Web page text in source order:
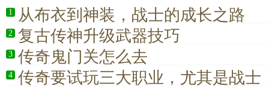
1 从布衣到神装，战士的成长之路
2 复古传神升级武器技巧
3 传奇鬼门关怎么去
4 传奇要试玩三大职业，尤其是战士